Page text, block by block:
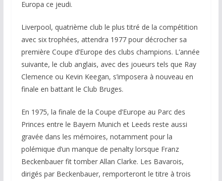
Europa ce jeudi.
Liverpool, quatrième club le plus titré de la compétition
avec six trophées, attendra 1977 pour décrocher sa
première Coupe d’Europe des clubs champions. L’année
suivante, le club anglais, avec des joueurs tels que Ray
Clemence ou Kevin Keegan, s’imposera à nouveau en
finale en battant le Club Bruges.
En 1975, la finale de la Coupe d’Europe au Parc des
Princes entre le Bayern Munich et Leeds reste aussi
gravée dans les mémoires, notamment pour la
polémique d’un manque de penalty lorsque Franz
Beckenbauer fit tomber Allan Clarke. Les Bavarois,
dirigés par Beckenbauer, remporteront le titre à trois